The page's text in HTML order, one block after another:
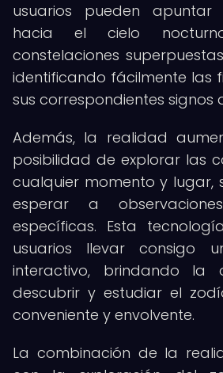
usuarios pueden apuntar
hacia el cielo
constelaciones
identificando fácilmente las
sus correspondientes signos
Además, la realidad
posibilidad de explorar las
cualquier momento y lugar,
esperar a
específicas. Esta
usuarios llevar consigo
interactivo, brindando la
descubrir y estudiar el
conveniente y envolvente.
La combinación de la